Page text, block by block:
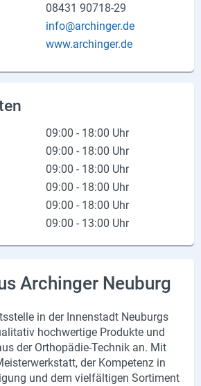
08431 90718-29
info@archinger.de
www.archinger.de
09:00 - 18:00 Uhr
09:00 - 18:00 Uhr
09:00 - 18:00 Uhr
09:00 - 18:00 Uhr
09:00 - 18:00 Uhr
09:00 - 13:00 Uhr
Archinger Neuburg
in der In­nen­stadt Neu­burgs
hoch­wer­ti­ge Pro­duk­te und
der Orthopädie-​Technik an. Mit
der Kom­pe­tenz in
und dem viel­fäl­ti­gen Sor­ti­ment